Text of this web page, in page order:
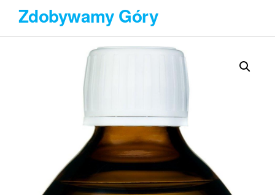
Przejdź
treści
Zdobywamy Góry